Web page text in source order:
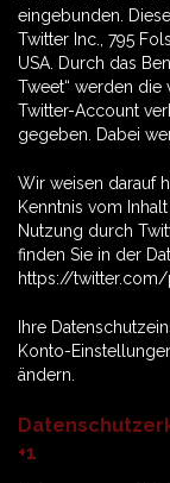
eingebunden.
Twitter Inc., 795
USA. Durch das
Tweet“ werden die
Twitter-Account
gegeben. Dabei
Wir weisen darauf
Kenntnis vom
Nutzung durch
finden Sie in der
https://twitter.com/
Ihre
Konto-
ändern.
+1